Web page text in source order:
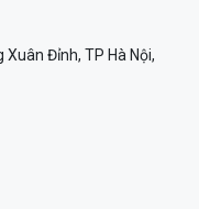
Đỉnh, TP Hà Nội,